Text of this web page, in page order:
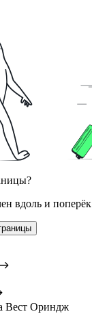
вдоль и поперёк
Вест Ориндж